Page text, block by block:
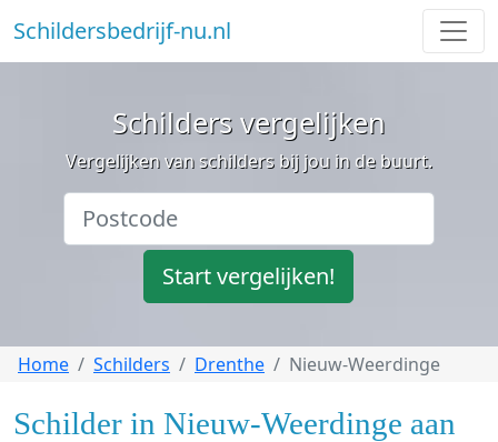
Schildersbedrijf-nu.nl
Schilders vergelijken
Vergelijken van schilders bij jou in de buurt.
Start vergelijken!
Home Schilders Drenthe Nieuw-Weerdinge
Schilder in Nieuw-Weerdinge aan